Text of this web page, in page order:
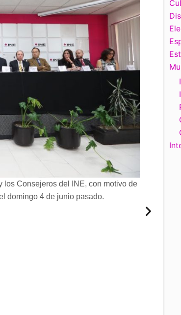
Consejeros del INE, con motivo de
domingo 4 de junio pasado.